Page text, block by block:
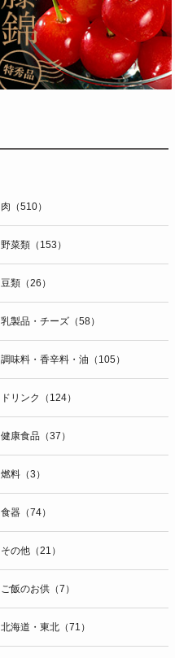
肉（510）
野菜類（153）
豆類（26）
乳製品・チーズ（58）
調味料・香辛料・油（105）
ドリンク（124）
健康食品（37）
燃料（3）
食器（74）
その他（21）
ご飯のお供（7）
北海道・東北（71）